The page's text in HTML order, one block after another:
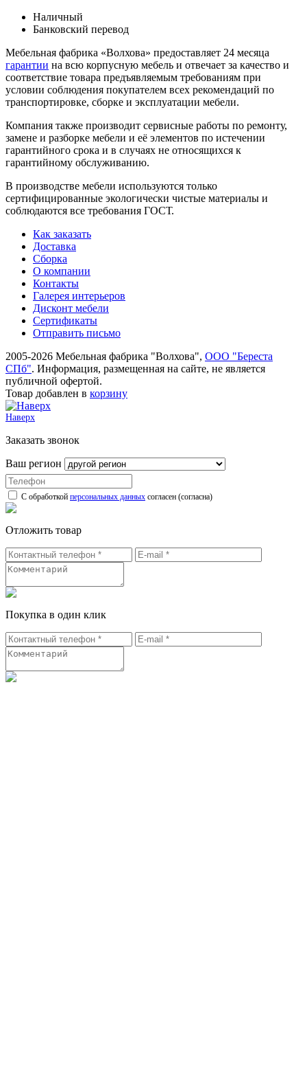
Наличный
Банковский перевод
Мебельная фабрика «Волхова» предоставляет 24 месяца
гарантии на всю корпусную мебель и отвечает за качество и
соответствие товара предъяв­ляе­мым требованиям при
условии соблюдения покупателем всех рекомендаций по
транспорти­ровке, сборке и эксплуатации мебели.
Компания также производит сервисные работы по ремонту,
замене и разборке мебели и её элементов по истечении
гарантийного срока и в случаях не относящихся к
гарантийному обслуживанию.
В производстве мебели используются только
сертифицированные экологически чистые материалы и
соблюдаются все требования ГОСТ.
Как заказать
Доставка
Сборка
О компании
Контакты
Галерея интерьеров
Дисконт мебели
Сертификаты
Отправить письмо
2005-2026 Мебельная фабрика "Волхова", ООО "Береста
СПб". Информация, размещенная на сайте, не является
публичной офертой.
Товар добавлен в корзину
Наверх
Заказать звонок
Ваш регион
С обработкой персональных данных согласен (согласна)
Отложить товар
Покупка в один клик